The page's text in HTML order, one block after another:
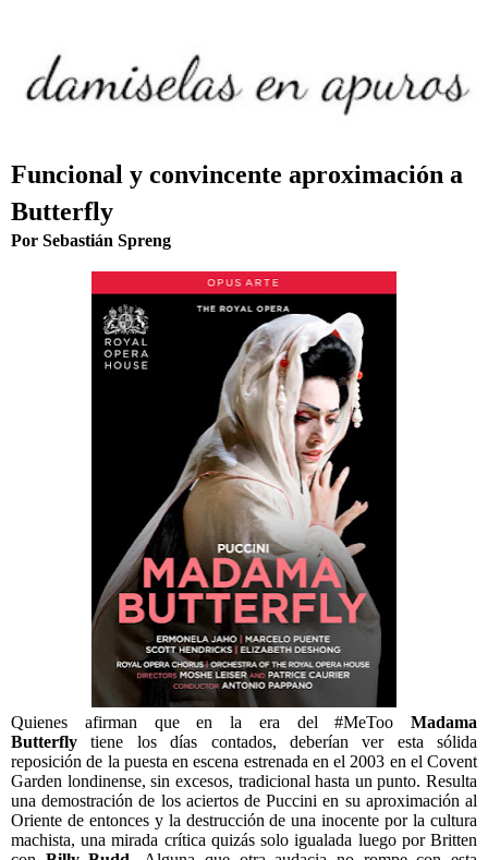
Funcional y convincente aproximación a
Butterfly
Por Sebastián Spreng
Quienes afirman que en la era del #MeToo Madama
Butterfly tiene los días contados, deberían ver esta sólida
reposición de la puesta en escena estrenada en el 2003 en el Covent
Garden londinense, sin excesos, tradicional hasta un punto. Resulta
una demostración de los aciertos de Puccini en su aproximación al
Oriente de entonces y la destrucción de una inocente por la cultura
machista, una mirada crítica quizás solo igualada luego por Britten